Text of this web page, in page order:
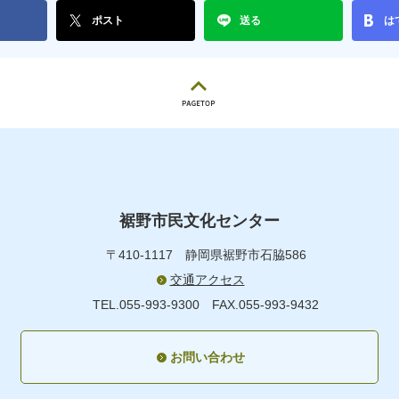
ポスト 送る は
裾野市民文化センター
〒410-1117 静岡県裾野市石脇586
交通アクセス
TEL.055-993-9300 FAX.055-993-9432
お問い合わせ